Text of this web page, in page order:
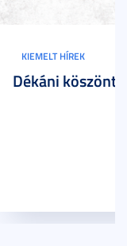
KIEMELT HÍREK
Dékáni köszöntő